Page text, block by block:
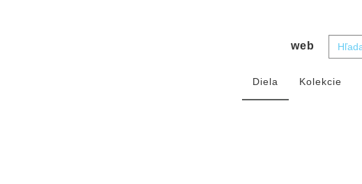
web
Diela Kolekcie